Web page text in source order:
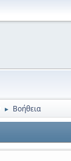
► Βοήθεια